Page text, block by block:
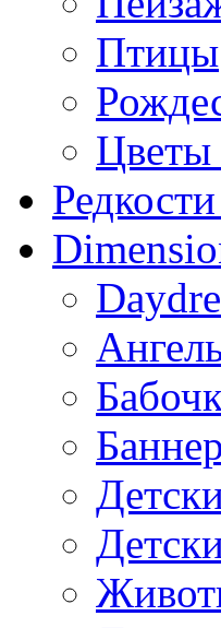
Птицы
Цветы